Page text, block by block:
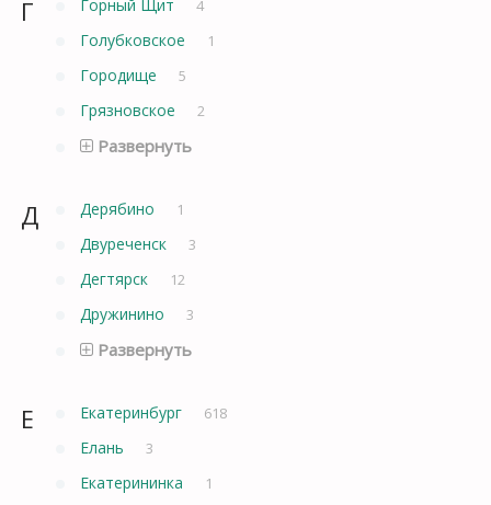
Г Горный Щит 4
Голубковское 1
Городище 5
Грязновское 2
Развернуть
Д Дерябино 1
Двуреченск 3
Дегтярск 12
Дружинино 3
Развернуть
Е Екатеринбург 618
Елань 3
Екатерининка 1